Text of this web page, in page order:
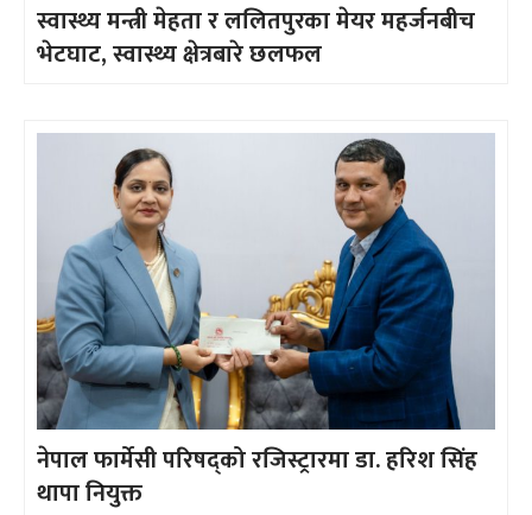
स्वास्थ्य मन्त्री मेहता र ललितपुरका मेयर महर्जनबीच
भेटघाट, स्वास्थ्य क्षेत्रबारे छलफल
नेपाल फार्मेसी परिषद्को रजिस्ट्रारमा डा. हरिश सिंह
थापा नियुक्त